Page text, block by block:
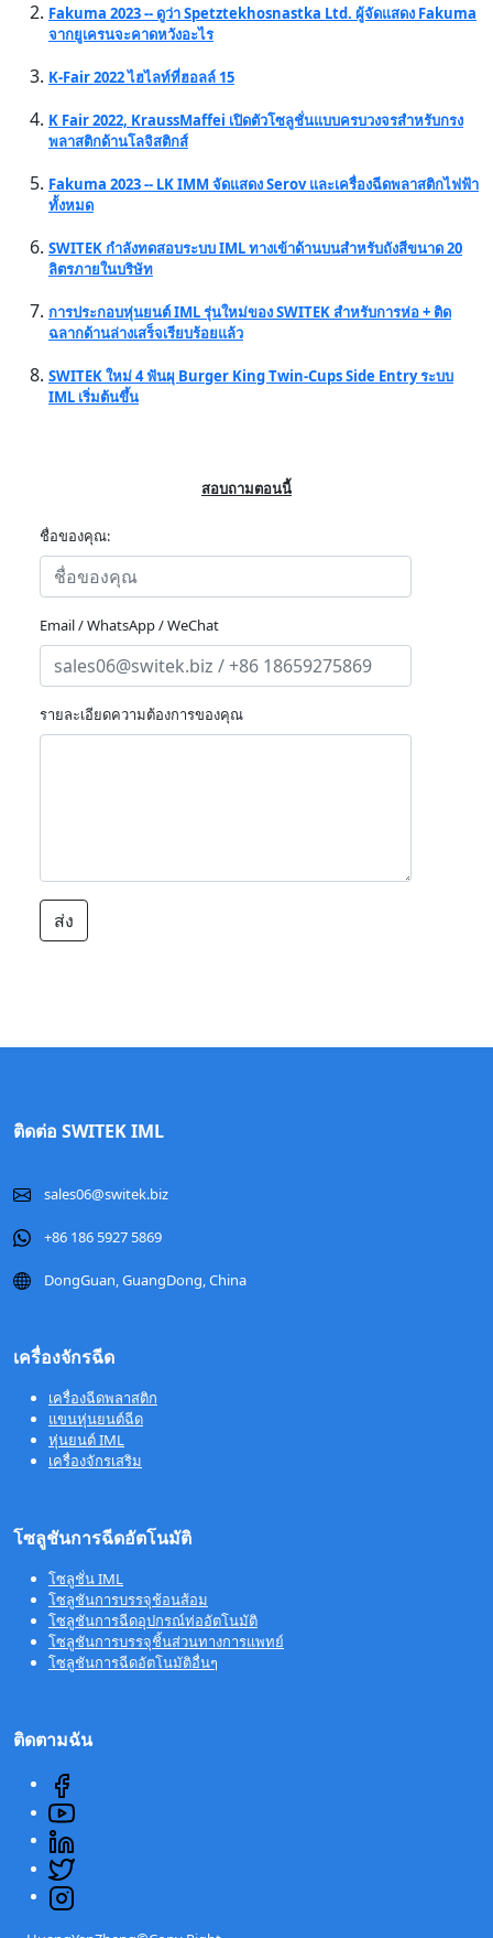
Fakuma 2023 -- ดูว่า Spetztekhosnastka Ltd. ผู้จัดแสดง Fakuma
จากยูเครนจะคาดหวังอะไร
K-Fair 2022 ไฮไลท์ที่ฮอลล์ 15
K Fair 2022, KraussMaffei เปิดตัวโซลูชั่นแบบครบวงจรสำหรับกรง
พลาสติกด้านโลจิสติกส์
Fakuma 2023 -- LK IMM จัดแสดง Serov และเครื่องฉีดพลาสติกไฟฟ้า
ทั้งหมด
SWITEK กำลังทดสอบระบบ IML ทางเข้าด้านบนสำหรับถังสีขนาด 20
ลิตรภายในบริษัท
การประกอบหุ่นยนต์ IML รุ่นใหม่ของ SWITEK สำหรับการห่อ + ติด
ฉลากด้านล่างเสร็จเรียบร้อยแล้ว
SWITEK ใหม่ 4 ฟันผุ Burger King Twin-Cups Side Entry ระบบ
IML เริ่มต้นขึ้น
สอบถามตอนนี้
ชื่อของคุณ:
Email / WhatsApp / WeChat
รายละเอียดความต้องการของคุณ
ส่ง
ติดต่อ SWITEK IML
sales06@switek.biz
+86 186 5927 5869
DongGuan, GuangDong, China
เครื่องจักรฉีด
เครื่องฉีดพลาสติก
แขนหุ่นยนต์ฉีด
หุ่นยนต์ IML
เครื่องจักรเสริม
โซลูชันการฉีดอัตโนมัติ
โซลูชั่น IML
โซลูชันการบรรจุช้อนส้อม
โซลูชันการฉีดอุปกรณ์ท่ออัตโนมัติ
โซลูชันการบรรจุชิ้นส่วนทางการแพทย์
โซลูชันการฉีดอัตโนมัติอื่นๆ
ติดตามฉัน